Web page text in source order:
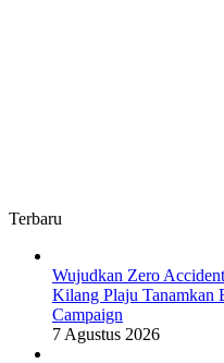
Terbaru
Wujudkan Zero
Kilang Plaju Tanamkan
Campaign
7 Agustus 2026